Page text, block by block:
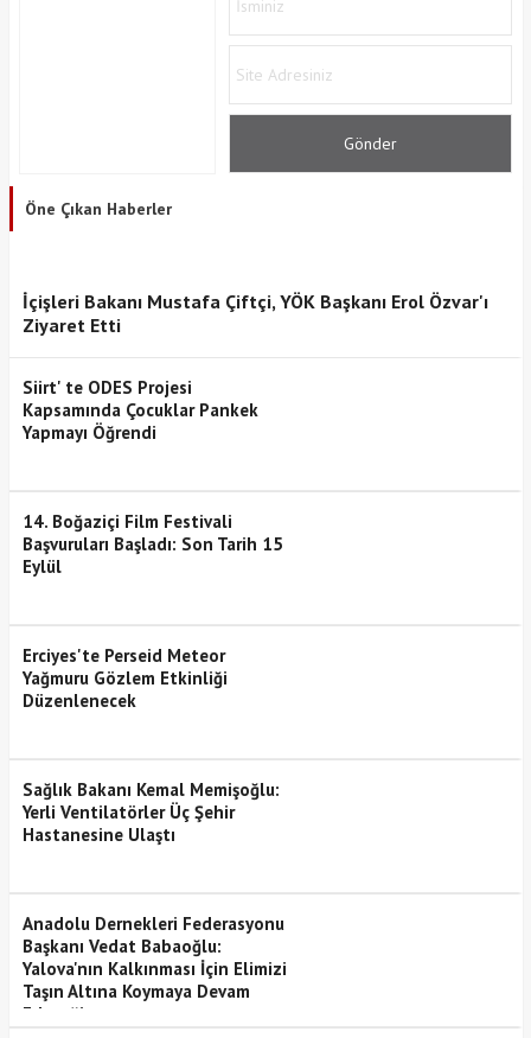
Öne Çıkan Haberler
İçişleri Bakanı Mustafa Çiftçi, YÖK Başkanı Erol Özvar'ı
Ziyaret Etti
Siirt' te ODES Projesi
Kapsamında Çocuklar Pankek
Yapmayı Öğrendi
14. Boğaziçi Film Festivali
Başvuruları Başladı: Son Tarih 15
Eylül
Erciyes'te Perseid Meteor
Yağmuru Gözlem Etkinliği
Düzenlenecek
Sağlık Bakanı Kemal Memişoğlu:
Yerli Ventilatörler Üç Şehir
Hastanesine Ulaştı
Anadolu Dernekleri Federasyonu
Başkanı Vedat Babaoğlu:
Yalova'nın Kalkınması İçin Elimizi
Taşın Altına Koymaya Devam
Edeceğiz